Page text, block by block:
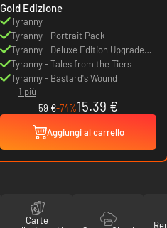
Gold Edizione
Tyranny
Tyranny - Portrait Pack
Tyranny - Deluxe Edition Upgrade
Pack
Tyranny - Tales from the Tiers
Tyranny - Bastard's Wound
1 più
59 €-74%15.39 €
Aggiungi al carrello
Carte